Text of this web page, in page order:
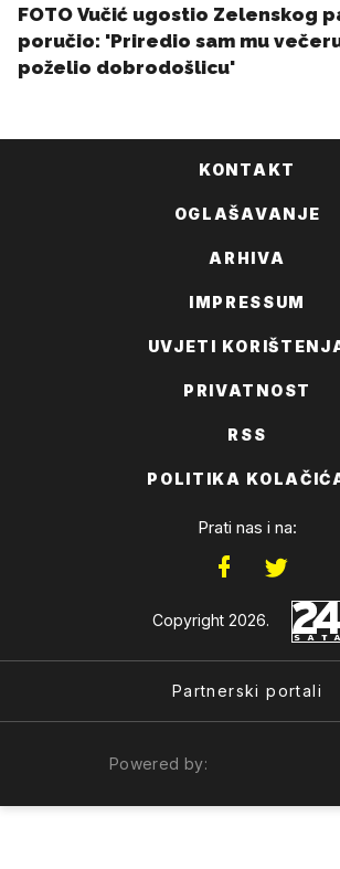
KONTAKT
OGLAŠAVANJE
ARHIVA
IMPRESSUM
UVJETI
PRIVATNOST
RSS
POLITIKA
Prati nas i na:
Copyright 2026.
Partnerski portali
Powered by: